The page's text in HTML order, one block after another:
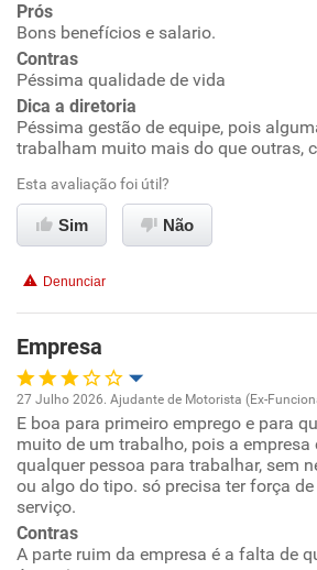
Ambiente de trabalho
Conciliação com a vida familiar
Benefícios
Recomenda esta empresa
Não recomenda a diretoria
Prós
Bons benefícios e salario.
Contras
Péssima qualidade de vida
Dica a diretoria
Péssima gestão de equipe, pois
trabalham muito mais do que outras,
Esta avaliação foi útil?
Sim Não
Denunciar
Empresa
Oportunidade de promoção
Ambiente de trabalho
Conciliação com a vida familiar
27 Julho 2026. Ajudante de Motorista (Ex-
E boa para primeiro emprego e para
muito de um trabalho, pois a
qualquer pessoa para trabalhar, sem
ou algo do tipo. só precisa ter força
serviço.
Contras
A parte ruim da empresa é a falta de